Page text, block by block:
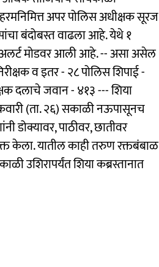
अपर पोलिस अधीक्षक सूरज
बंदोबस्त वाढला आहे. येथे १
अलर्ट मोडवर आली आहे. -- असा असेल
व इतर - २८ पोलिस शिपाई -
दलाचे जवान - ४१३ --- शिया
(ता. २६) सकाळी नऊपासूनच
डोक्यावर, पाठीवर, छातीवर
केला. यातील काही तरुण रक्तबंबाळ
उशिरापर्यंत शिया कब्रस्तानात